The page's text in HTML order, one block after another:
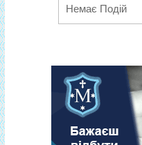
Немає Подій